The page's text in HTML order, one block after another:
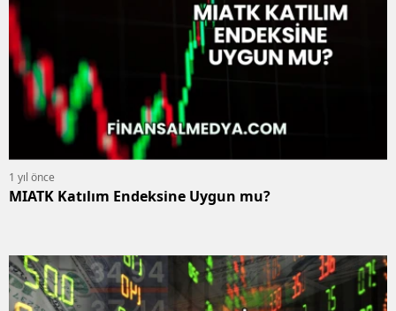
1 yıl önce
MIATK Katılım Endeksine Uygun mu?